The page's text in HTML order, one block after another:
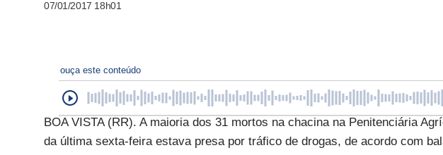
07/01/2017 18h01
ouça este conteúdo
BOA VISTA (RR). A maioria dos 31 mortos na chacina na Penitenciária
da última sexta-feira estava presa por tráfico de drogas, de acordo com